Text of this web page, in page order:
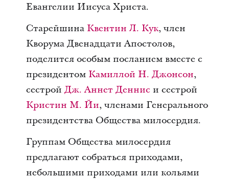
Евангелии Иисуса Христа.
Старейшина Квентин Л. Кук, член
Кворума Двенадцати Апостолов,
поделится особым посланием вместе с
президентом Камиллой Н. Джонсон,
сестрой Дж. Аннет Деннис и сестрой
Кристин М. Йи, членами Генерального
президентства Общества милосердия.
Группам Общества милосердия
предлагают собраться приходами,
небольшими приходами или кольями